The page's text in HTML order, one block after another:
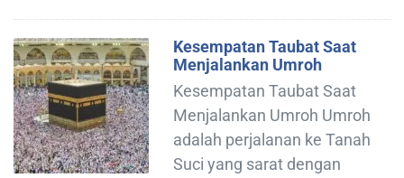
Kesempatan Taubat Saat
Menjalankan Umroh
Kesempatan Taubat Saat
Menjalankan Umroh Umroh
adalah perjalanan ke Tanah
Suci yang sarat dengan